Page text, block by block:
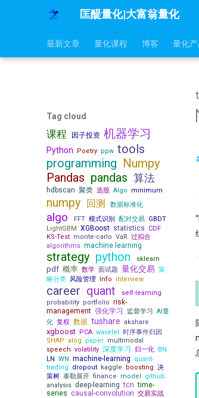
匡醍量化|大富翁量化
最新文章 量化课程 博客 量化产
Tag cloud
课程 因子投资 机器学习
Python Poetry ppw tools
programming Numpy
Pandas pandas 算法
hdbscan 聚类 选股 Algo minimum
numpy 回测 数据标准化
algo FFT 模式识别 配对交易 GBDT
LightGBM XGBoost statistics
CDF
KS-Test monte-carlo VaR 过拟合
algorithms machine learning
strategy python sklearn
pdf 概率 数学 面试题 量化交易 策
略分类 风险管理 Info interview
career quant
self-learning
probability portfolio risk-
management 强化学习 监督学习 AI量
化 复权 数据 tushare akshare
xgboost PCA wavelet 时序事件归因
SHAP alog paper multimodal
speech volatility 深度学习 归一化 BN
LN WN machine-learning
quant-
trading dropout kaggle boosting 决
策树 泰勒展开 finance model github
analysis deep-learningtcntime-
series causal-convolution 交易实战